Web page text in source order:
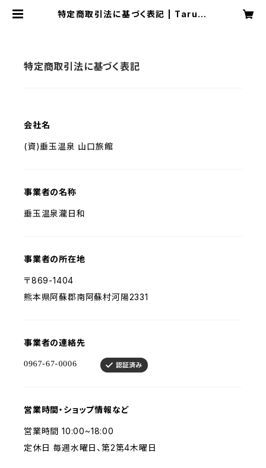
特定商取引法に基づく表記 | Taruta
特定商取引法に基づく表記
会社名
(資)垂玉温泉 山口旅館
事業者の名称
垂玉温泉瀧日和
事業者の所在地
〒869-1404
熊本県阿蘇郡南阿蘇村河陽2331
事業者の連絡先
営業時間・ショップ情報など
営業時間 10:00~18:00
定休日 毎週水曜日、第2第4木曜日